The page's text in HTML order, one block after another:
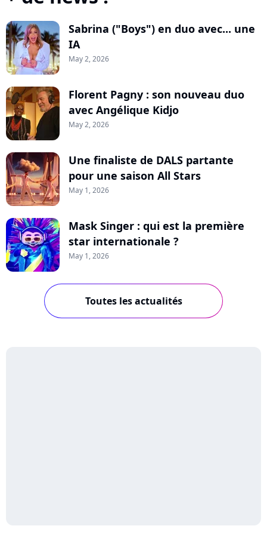
Sabrina ("Boys") en duo avec... une
IA
May 2, 2026
Florent Pagny : son nouveau duo
avec Angélique Kidjo
May 2, 2026
Une finaliste de DALS partante
pour une saison All Stars
May 1, 2026
Mask Singer : qui est la première
star internationale ?
May 1, 2026
Toutes les actualités